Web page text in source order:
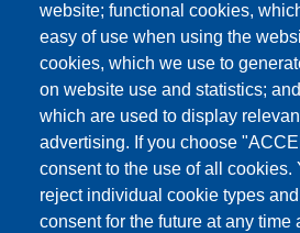
website; functional cookies,
easy of use when using the
cookies, which we use to
on website use and statistics;
which are used to display
advertising. If you choose
consent to the use of all cookies.
reject individual cookie types
consent for the future at any time
Quality Assurance
Partita IVA: 00427620364
Dipartimento di Educazione e
Sede: Viale Timavo 93 - 42121
Area Didattica: